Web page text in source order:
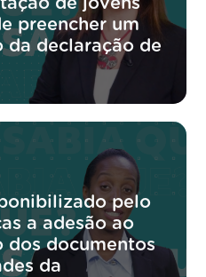
preencher um
da declaração de
pelo
a adesão ao
dos documentos
da